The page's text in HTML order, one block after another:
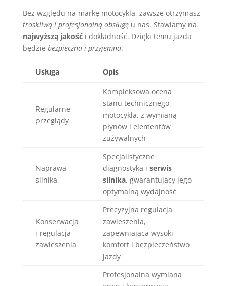
Bez względu na markę motocykla, zawsze otrzymasz
troskliwą i profesjonalną obsługęu nas. Stawiamy na
najwyższą jakośći dokładność. Dzięki temu jazda
będzie bezpieczna i przyjemna.
Usługa Opis
Regularne
przeglądy
Kompleksowa ocena
stanu technicznego
motocykla, z wymianą
płynów i elementów
zużywalnych
Naprawa
silnika
Specjalistyczne
diagnostyka i serwis
silnika, gwarantujący jego
optymalną wydajność
Konserwacja
i regulacja
zawieszenia
Precyzyjna regulacja
zawieszenia,
zapewniająca wysoki
komfort i bezpieczeństwo
jazdy
Profesjonalna wymiana